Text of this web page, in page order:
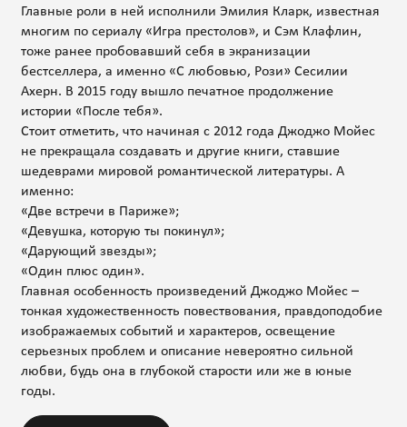
Главные роли в ней исполнили Эмилия Кларк, известная
многим по сериалу «Игра престолов», и Сэм Клафлин,
тоже ранее пробовавший себя в экранизации
бестселлера, а именно «С любовью, Рози» Сесилии
Ахерн. В 2015 году вышло печатное продолжение
истории «После тебя».
Стоит отметить, что начиная с 2012 года Джоджо Мойес
не прекращала создавать и другие книги, ставшие
шедеврами мировой романтической литературы. А
именно:
«Две встречи в Париже»;
«Девушка, которую ты покинул»;
«Дарующий звезды»;
«Один плюс один».
Главная особенность произведений Джоджо Мойес –
тонкая художественность повествования, правдоподобие
изображаемых событий и характеров, освещение
серьезных проблем и описание невероятно сильной
любви, будь она в глубокой старости или же в юные
годы.